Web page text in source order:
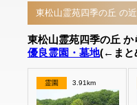
東松山霊苑四季の丘 の
東松山霊苑四季の丘
優良霊園・墓地(←まと
霊園 3.91km